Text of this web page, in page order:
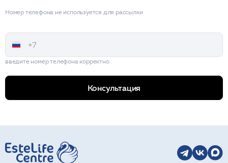
Номер телефона не используется для рассылки
введите номер телефона корректно
Консультация